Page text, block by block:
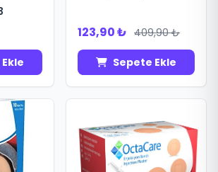
123,90 ₺ 409,90 ₺
Sepete Ekle